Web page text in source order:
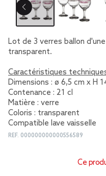
Lot de 3 verres ballon
transparent.
Caractéristiques
Dimensions : ø 6,5 cm x H
Contenance : 21 cl
Matière : verre
Coloris : transparent
Compatible lave vaisselle
REF. 000000000000556589
Ce